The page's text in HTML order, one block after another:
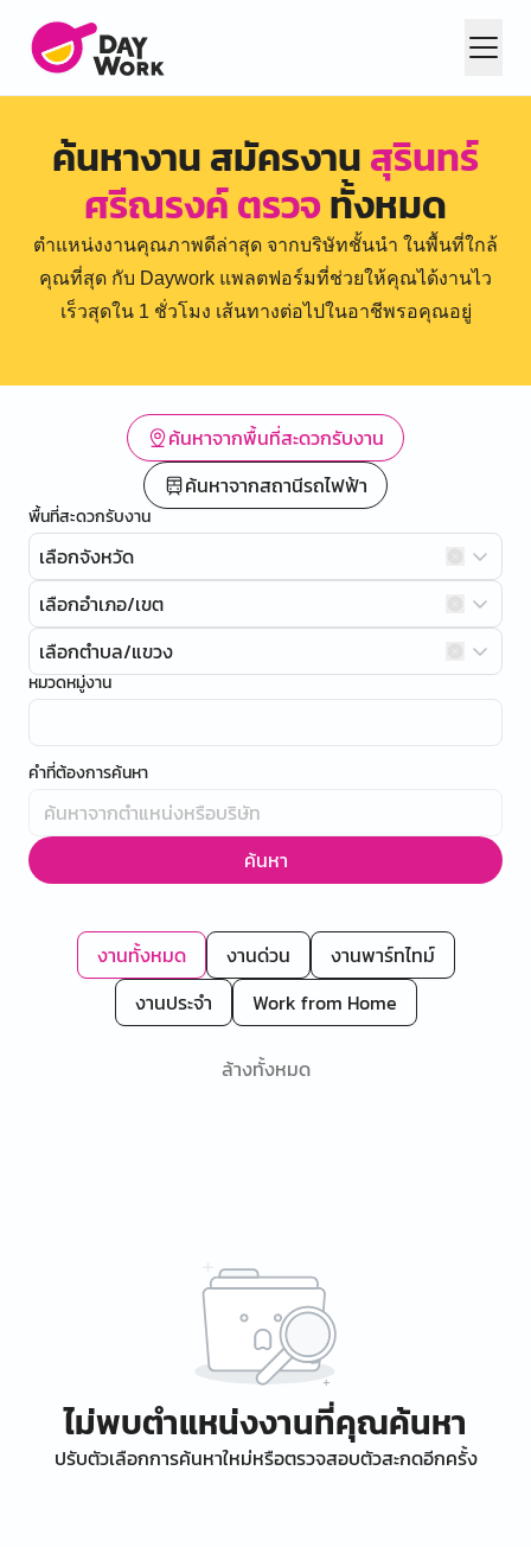
ค้นหางาน สมัครงานสุรินทร์
ศรีณรงค์ ตรวจทั้งหมด
ตำแหน่งงานคุณภาพดีล่าสุด จากบริษัทชั้นนำ ในพื้นที่ใกล้
คุณที่สุด กับ Daywork แพลตฟอร์มที่ช่วยให้คุณได้งานไว
เร็วสุดใน 1 ชั่วโมง เส้นทางต่อไปในอาชีพรอคุณอยู่
ค้นหาจากพื้นที่สะดวกรับงาน
ค้นหาจากสถานีรถไฟฟ้า
พื้นที่สะดวกรับงาน
เลือกจังหวัด
เลือกอำเภอ/เขต
เลือกตำบล/แขวง
หมวดหมู่งาน
คำที่ต้องการค้นหา
ค้นหา
งานทั้งหมด งานด่วน
งานพาร์ทไทม์
งานประจำ
Work from Home
ล้างทั้งหมด
ไม่พบตำแหน่งงานที่คุณค้นหา
ปรับตัวเลือกการค้นหาใหม่หรือตรวจสอบตัวสะกดอีกครั้ง